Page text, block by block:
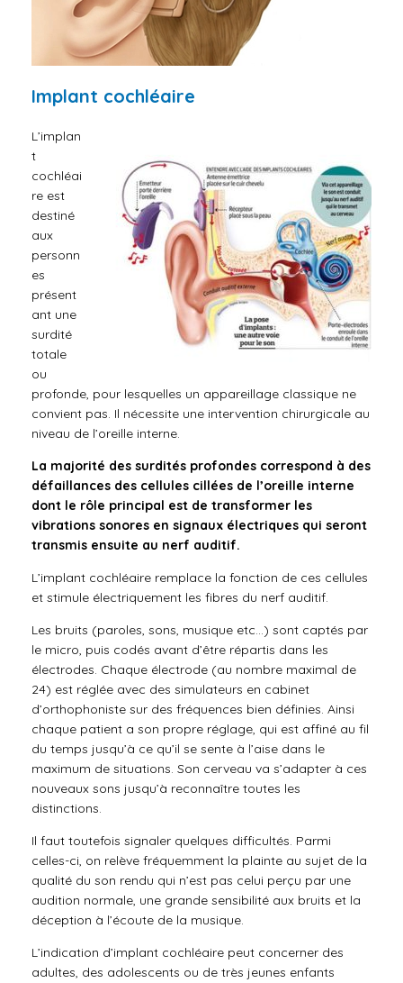
Implant cochléaire
L’implan
t
cochléai
re est
destiné
aux
personn
es
présent
ant une
surdité
totale
ou
profonde, pour lesquelles un appareillage classique ne
convient pas. Il nécessite une intervention chirurgicale au
niveau de l’oreille interne.
La majorité des surdités profondes correspond à des
défaillances des cellules cillées de l’oreille interne
dont le rôle principal est de transformer les
vibrations sonores en signaux électriques qui seront
transmis ensuite au nerf auditif.
L’implant cochléaire remplace la fonction de ces cellules
et stimule électriquement les fibres du nerf auditif.
Les bruits (paroles, sons, musique etc…) sont captés par
le micro, puis codés avant d’être répartis dans les
électrodes. Chaque électrode (au nombre maximal de
24) est réglée avec des simulateurs en cabinet
d’orthophoniste sur des fréquences bien définies. Ainsi
chaque patient a son propre réglage, qui est affiné au fil
du temps jusqu’à ce qu’il se sente à l’aise dans le
maximum de situations. Son cerveau va s’adapter à ces
nouveaux sons jusqu’à reconnaître toutes les
distinctions.
Il faut toutefois signaler quelques difficultés. Parmi
celles-ci, on relève fréquemment la plainte au sujet de la
qualité du son rendu qui n’est pas celui perçu par une
audition normale, une grande sensibilité aux bruits et la
déception à l’écoute de la musique.
L’indication d’implant cochléaire peut concerner des
adultes, des adolescents ou de très jeunes enfants